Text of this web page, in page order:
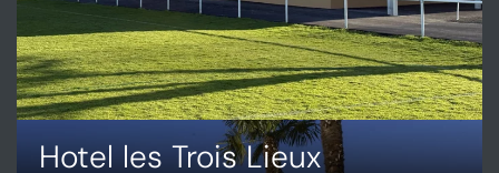
Hotel les Trois Lieux